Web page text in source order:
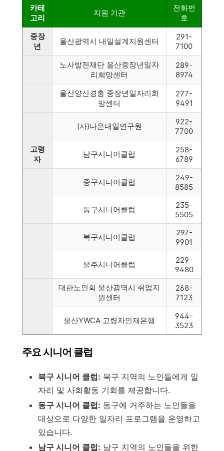
카테
고리
지원 기관
전화번
호
중장
년
울산광역시 내일설계지원센터
291-
7100
노사발전재단 울산중장년일자
리희망센터
289-
8974
울산양산경총 중장년일자리희
망센터
277-
9491
(사)나은내일연구원
922-
7700
고령
자
남구시니어클럽
258-
6789
중구시니어클럽
249-
8585
동구시니어클럽
235-
5505
북구시니어클럽
297-
9901
울주시니어클럽
229-
9480
대한노인회 울산광역시 취업지
원센터
268-
7123
울산YWCA 고령자인재은행
944-
3523
주요 시니어 클럽
북구 시니어 클럽: 북구 지역의 노인들에게 일
자리 및 사회활동 기회를 제공합니다.
동구 시니어 클럽: 동구에 거주하는 노인들을
대상으로 다양한 일자리 프로그램을 운영하고
있습니다.
남구 시니어 클럽: 남구 지역의 노인들을 위한